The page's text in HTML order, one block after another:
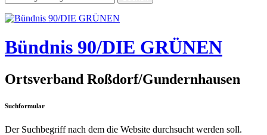
Bündnis 90/DIE GRÜNEN
Ortsverband Roßdorf/Gundernhausen
Suchformular
Der Suchbegriff nach dem die Website durchsucht werden soll.